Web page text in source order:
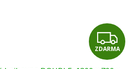
Z
D
ZDARMA